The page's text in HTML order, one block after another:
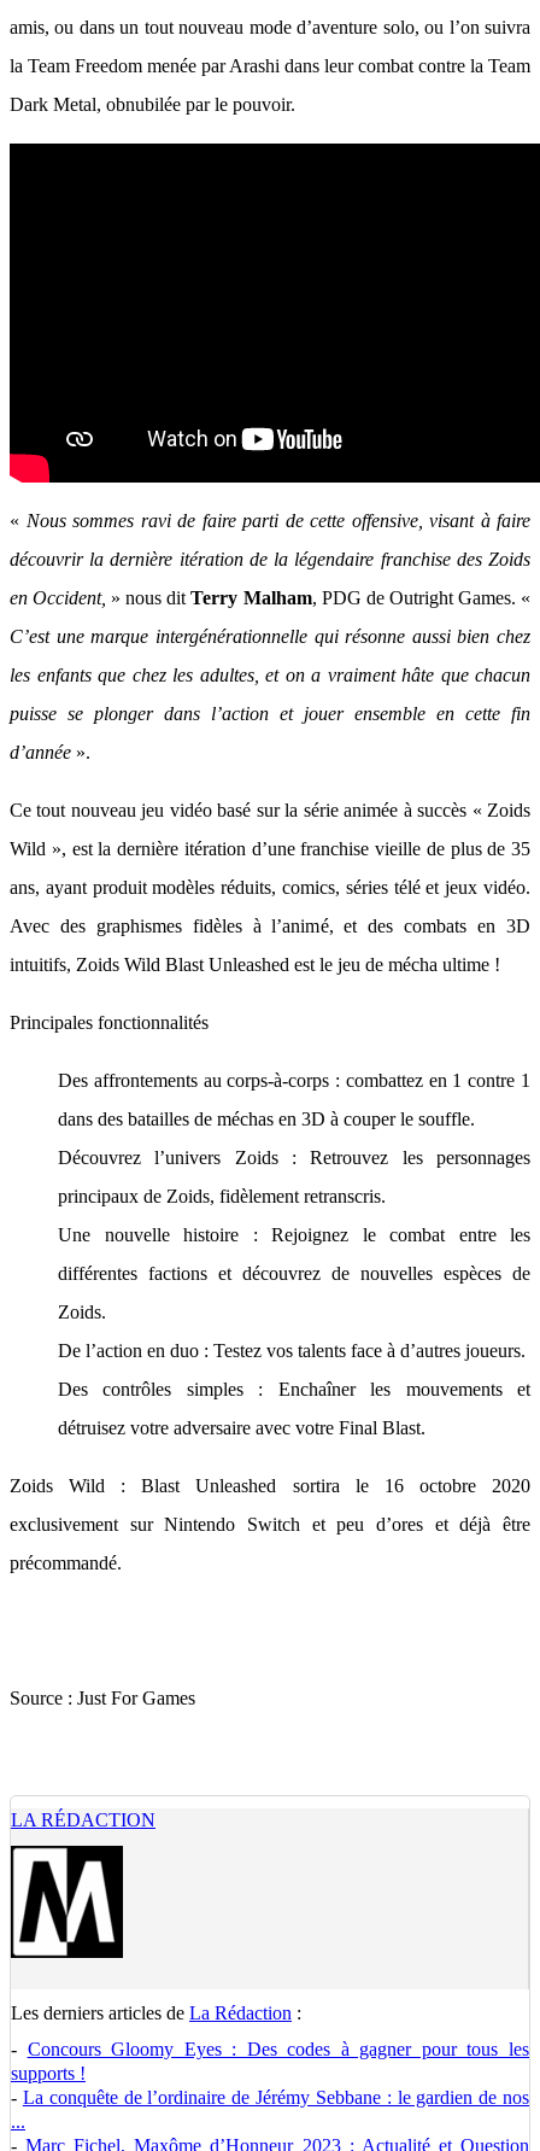
amis, ou dans un tout nouveau mode d’aventure solo, ou l’on suivra
la Team Freedom menée par Arashi dans leur combat contre la Team
Dark Metal, obnubilée par le pouvoir.
« Nous sommes ravi de faire parti de cette offensive, visant à faire
découvrir la dernière itération de la légendaire franchise des Zoids
en Occident, » nous ditTerry Malham, PDG de Outright Games. «
C’est une marque intergénérationnelle qui résonne aussi bien chez
les enfants que chez les adultes, et on a vraiment hâte que chacun
puisse se plonger dans l’action et jouer ensemble en cette fin
d’année ».
Ce tout nouveau jeu vidéo basé sur la série animée à succès « Zoids
Wild », est la dernière itération d’une franchise vieille de plus de 35
ans, ayant produit modèles réduits, comics, séries télé et jeux vidéo.
Avec des graphismes fidèles à l’animé, et des combats en 3D
intuitifs, Zoids Wild Blast Unleashed est le jeu de mécha ultime !
Principales fonctionnalités
Des affrontements au corps-à-corps : combattez en 1 contre 1
dans des batailles de méchas en 3D à couper le souffle.
Découvrez l’univers Zoids : Retrouvez les personnages
principaux de Zoids, fidèlement retranscris.
Une nouvelle histoire : Rejoignez le combat entre les
différentes factions et découvrez de nouvelles espèces de
Zoids.
De l’action en duo : Testez vos talents face à d’autres joueurs.
Des contrôles simples : Enchaîner les mouvements et
détruisez votre adversaire avec votre Final Blast.
Zoids Wild : Blast Unleashed sortira le 16 octobre 2020
exclusivement sur Nintendo Switch et peu d’ores et déjà être
précommandé.
Source : Just For Games
LA RÉDACTION
Les derniers articles de La Rédaction :
- Concours Gloomy Eyes : Des codes à gagner pour tous les
supports !
- La conquête de l’ordinaire de Jérémy Sebbane : le gardien de nos
...
-Marc Fichel, Maxôme d’Honneur 2023 : Actualité et Question